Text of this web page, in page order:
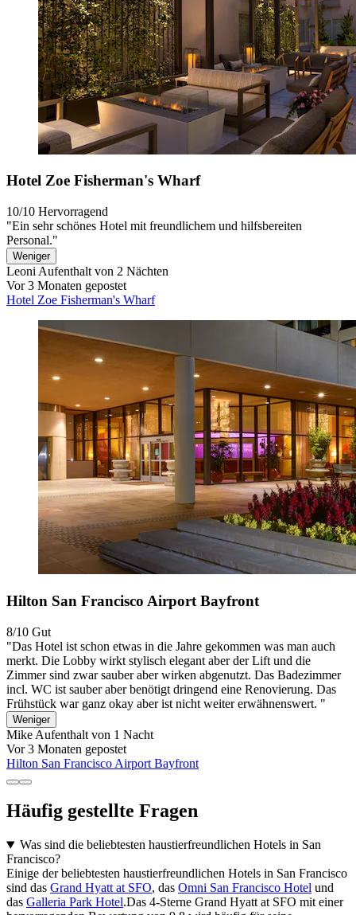
Hotel Zoe Fisherman's Wharf
10/10 Hervorragend
"Ein sehr schönes Hotel mit freundlichem und hilfsbereiten
Personal."
Weniger
Leoni Aufenthalt von 2 Nächten
Vor 3 Monaten gepostet
Hotel Zoe Fisherman's Wharf
Hilton San Francisco Airport Bayfront
8/10 Gut
"Das Hotel ist schon etwas in die Jahre gekommen was man auch
merkt. Die Lobby wirkt stylisch elegant aber der Lift und die
Zimmer sind zwar sauber aber wirken abgenutzt. Das Badezimmer
incl. WC ist sauber aber benötigt dringend eine Renovierung. Das
Frühstück war ganz okay aber ist nicht weiter erwähnenswert. "
Weniger
Mike Aufenthalt von 1 Nacht
Vor 3 Monaten gepostet
Hilton San Francisco Airport Bayfront
Häufig gestellte Fragen
Was sind die beliebtesten haustierfreundlichen Hotels in San
Francisco?
Einige der beliebtesten haustierfreundlichen Hotels in San Francisco
sind das Grand Hyatt at SFO, das Omni San Francisco Hotel und
das Galleria Park Hotel.Das 4-Sterne Grand Hyatt at SFO mit einer